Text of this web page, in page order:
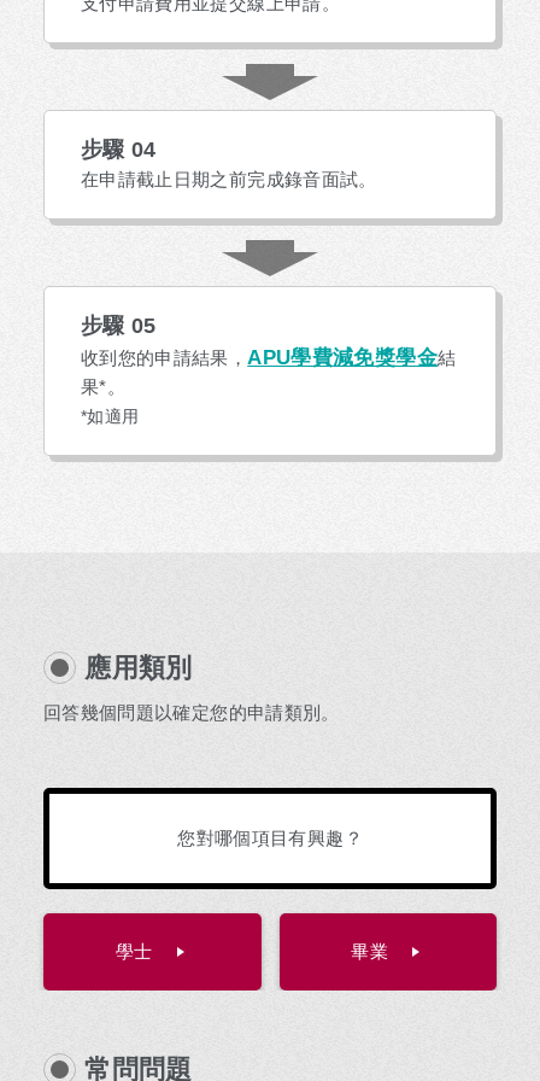
步驟 04
在申請截止日期之前完成錄音面試。
步驟 05
收到您的申請結果， APU學費減免獎學金結
果*。
*如適用
應用類別
回答幾個問題以確定您的申請類別。
您對哪個項目有興趣？
學士 畢業
常問問題